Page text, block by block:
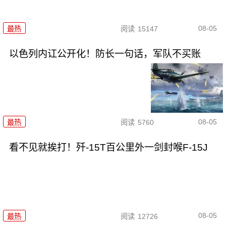
最热 阅读 15147 08-05
以色列内讧公开化！防长一句话，军队不买账
最热 阅读 5760 08-05
看不见就挨打！歼-15T百公里外一剑封喉F-15J
最热 阅读 12726 08-05